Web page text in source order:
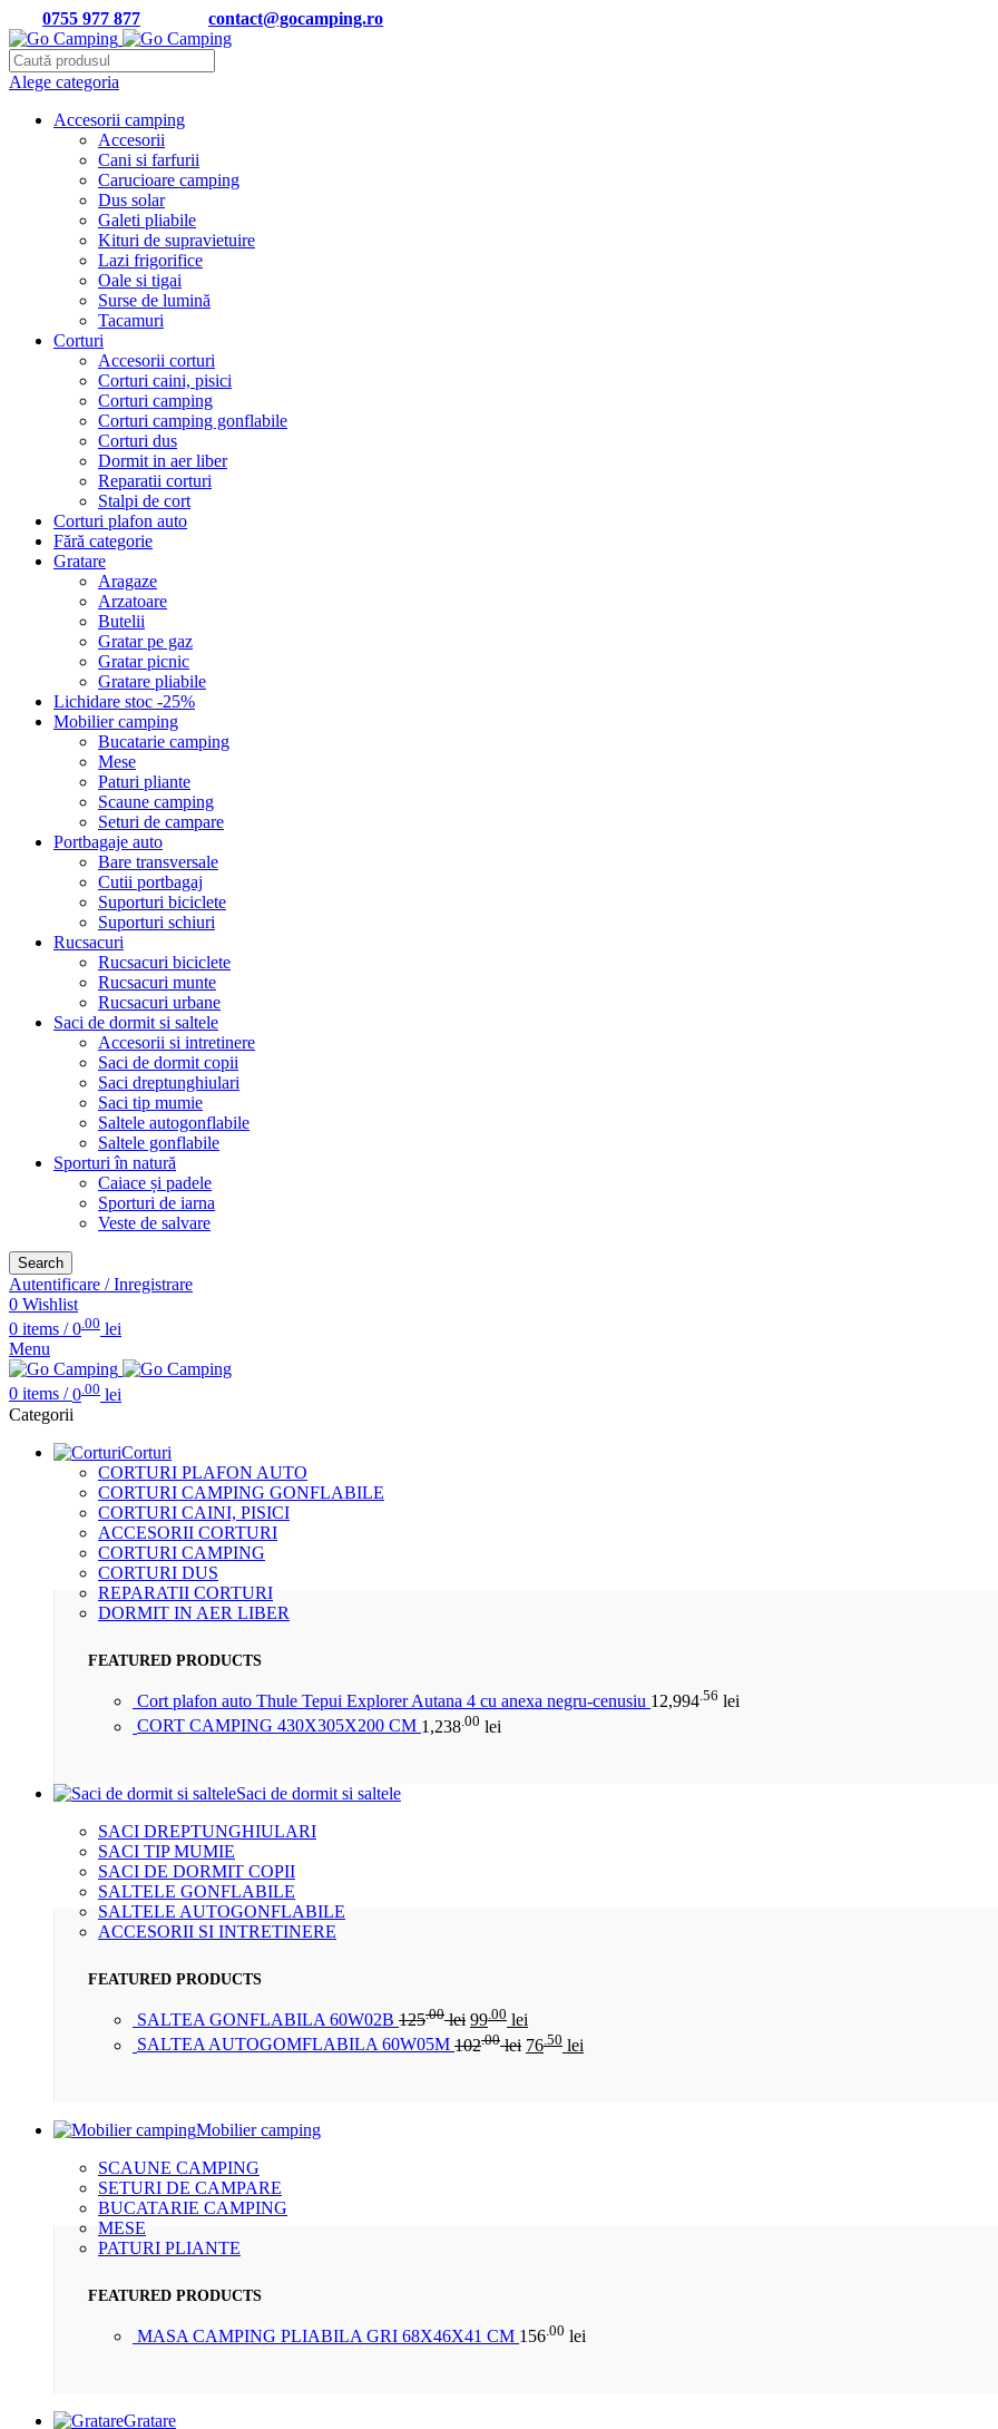
0755 977 877 contact@gocamping.ro
Alege categoria
Accesorii camping
Accesorii
Cani si farfurii
Carucioare camping
Dus solar
Galeti pliabile
Kituri de supravietuire
Lazi frigorifice
Oale si tigai
Surse de lumină
Tacamuri
Corturi
Accesorii corturi
Corturi caini, pisici
Corturi camping
Corturi camping gonflabile
Corturi dus
Dormit in aer liber
Reparatii corturi
Stalpi de cort
Corturi plafon auto
Fără categorie
Gratare
Aragaze
Arzatoare
Butelii
Gratar pe gaz
Gratar picnic
Gratare pliabile
Lichidare stoc -25%
Mobilier camping
Bucatarie camping
Mese
Paturi pliante
Scaune camping
Seturi de campare
Portbagaje auto
Bare transversale
Cutii portbagaj
Suporturi biciclete
Suporturi schiuri
Rucsacuri
Rucsacuri biciclete
Rucsacuri munte
Rucsacuri urbane
Saci de dormit si saltele
Accesorii si intretinere
Saci de dormit copii
Saci dreptunghiulari
Saci tip mumie
Saltele autogonflabile
Saltele gonflabile
Sporturi în natură
Caiace și padele
Sporturi de iarna
Veste de salvare
Search
Autentificare / Inregistrare
0 Wishlist
0 items / 0.00 lei
Menu
0 items / 0 .00 lei
Categorii
Corturi
CORTURI PLAFON AUTO
CORTURI CAMPING GONFLABILE
CORTURI CAINI, PISICI
ACCESORII CORTURI
CORTURI CAMPING
CORTURI DUS
REPARATII CORTURI
DORMIT IN AER LIBER
FEATURED PRODUCTS
Cort plafon auto Thule Tepui Explorer Autana 4 cu anexa negru-cenusiu 12,994.56 lei
CORT CAMPING 430X305X200 CM 1,238 .00 lei
Saci de dormit si saltele
SACI DREPTUNGHIULARI
SACI TIP MUMIE
SACI DE DORMIT COPII
SALTELE GONFLABILE
SALTELE AUTOGONFLABILE
ACCESORII SI INTRETINERE
FEATURED PRODUCTS
SALTEA GONFLABILA 60W02B 125.00 lei 99.00 lei
SALTEA AUTOGOMFLABILA 60W05M 102.00 lei 76 .50 lei
Mobilier camping
SCAUNE CAMPING
SETURI DE CAMPARE
BUCATARIE CAMPING
MESE
PATURI PLIANTE
FEATURED PRODUCTS
MASA CAMPING PLIABILA GRI 68X46X41 CM 156.00 lei
Gratare